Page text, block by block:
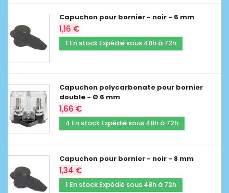
Capuchon pour bornier - noir - 6 mm
1,16 €
1 En stock Expédié sous 48h à 72h
Capuchon polycarbonate pour bornier
double - Ø 6 mm
1,66 €
4 En stock Expédié sous 48h à 72h
Capuchon pour bornier - noir - 8 mm
1,34 €
1 En stock Expédié sous 48h à 72h